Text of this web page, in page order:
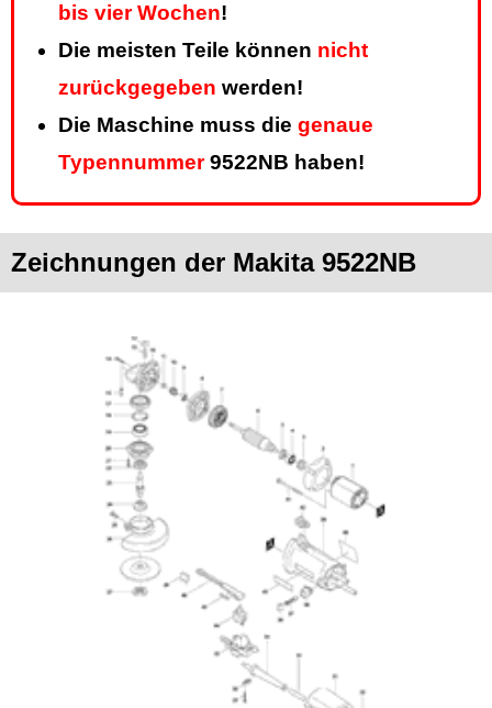
bis vier Wochen!
Die meisten Teile können nicht
zurückgegeben werden!
Die Maschine muss die genaue
Typennummer9522NB haben!
Zeichnungen der Makita 9522NB